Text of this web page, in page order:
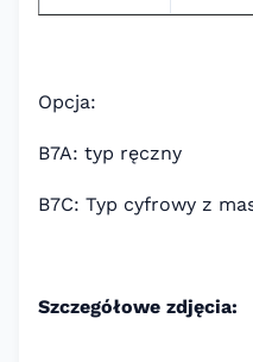
Opcja:
B7A: typ ręczny
B7C: Typ cyfrowy z
Szczegółowe zdjęcia: